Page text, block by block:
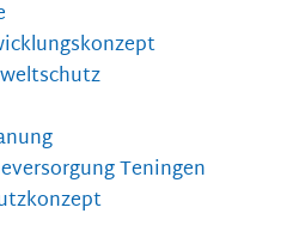
Teningen